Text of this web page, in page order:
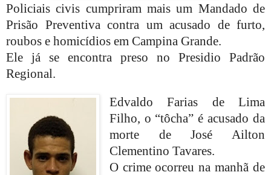
Policiais civis cumpriram mais um Mandado de
Prisão Preventiva contra um acusado de furto,
roubos e homicídios em Campina Grande.
Ele já se encontra preso no Presidio Padrão
Regional.
Edvaldo Farias de Lima
Filho, o “tôcha” é acusado da
morte de José Ailton
Clementino Tavares.
O crime ocorreu na manhã de